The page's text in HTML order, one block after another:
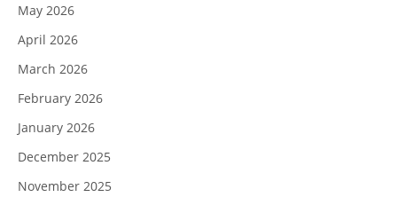
May 2026
April 2026
March 2026
February 2026
January 2026
December 2025
November 2025